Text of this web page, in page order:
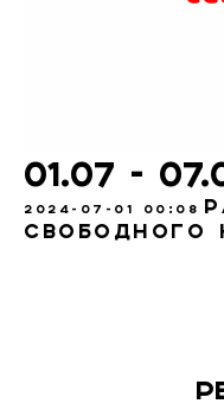
01.07 -
2024-07-01 00:08
свободного